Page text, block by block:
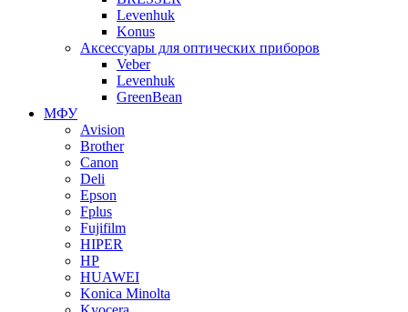
Levenhuk
Konus
Аксессуары для оптических приборов
Veber
Levenhuk
GreenBean
МФУ
Avision
Brother
Canon
Deli
Epson
Fplus
Fujifilm
HIPER
HP
HUAWEI
Konica Minolta